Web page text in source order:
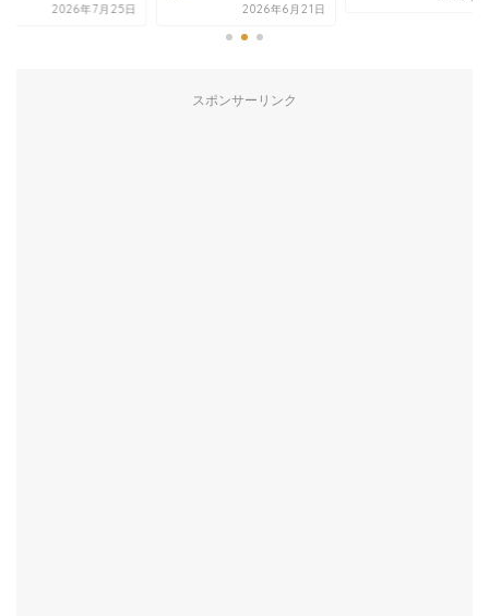
2026年6月21日
スポンサーリンク